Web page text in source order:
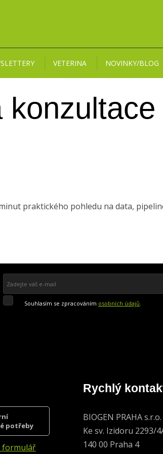
VETERINA NOVINKY/BLOG
praktického pohledu na data,
se
Souhlasím se zpracováním osobních údajů.
potřeby
formulář
Rychlý
BIOGEN PRAHA s.r.o.
Ke sv. Izidoru 2293/
140 00 Praha 4